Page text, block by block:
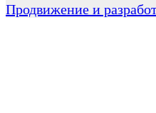
Продвижение и